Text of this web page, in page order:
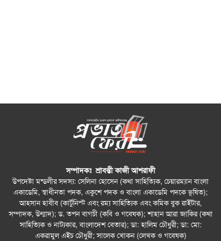
সম্পাদকঃ শ্রাবন্তী কাজী আশরাফী
উপদেষ্টা মন্ডলীর সদস্য: সেলিনা হোসেন (কথা সাহিত্যিক, চেয়ারম্যান বাংলা
একাডেমি, স্বাধীনতা পদক, একুশে পদক ও বাংলা একাডেমি পদকে ভূষিত);
আহসান হাবীব (কার্টুনিস্ট এবং রম্য সাহিত্যিক এবং কমিক বুক রাইটার,
সম্পাদক, উন্মাদ); ড. তপন বাগচী (কবি ও গবেষক); শাহান আরা জাকির (কথা
সাহিত্যিক ও নাট্যকার, বাংলাদেশ বেতার); ডা: হালিম চৌধুরী; ডা: মো:
একরামুল এইচ চৌধুরী; সালেক খোকন (লেখক ও গবেষক)